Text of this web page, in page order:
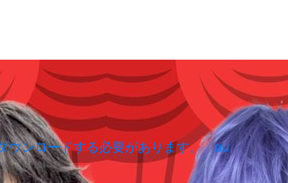
ウンロードする必要があります。 au